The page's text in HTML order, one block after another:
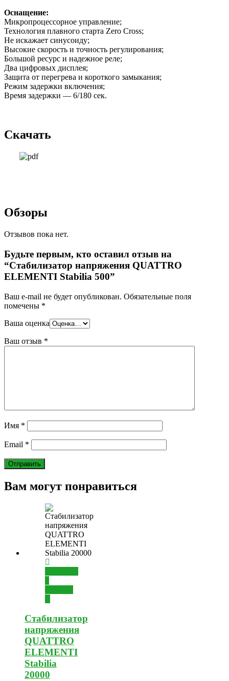
Оснащение:
Микропроцессорное управление;
Технология плавного старта Zero Cross;
Не искажает синусоиду;
Высокие скорость и точность регулирования;
Большой ресурс и надежное реле;
Два цифровых дисплея;
Защита от перегрева и короткого замыкания;
Режим задержки включения;
Время задержки — 6/180 сек.
Скачать
Обзоры
Отзывов пока нет.
Будьте первым, кто оставил отзыв на
“Стабилизатор напряжения QUATTRO
ELEMENTI Stabilia 500”
Ваш e-mail не будет опубликован. Обязательные поля
помечены *
Ваша оценка
Ваш отзыв *
Имя *
Email *
Вам могут понравиться
Стабилизатор
напряжения
QUATTRO
ELEMENTI
Stabilia
20000